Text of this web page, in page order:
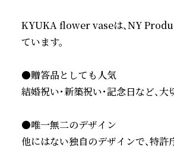
KYUKA flower vaseは、NY
ています。
●贈答品としても人気
結婚祝い・新築祝い・記念日など、
●唯一無二のデザイン
他にはない独自のデザインで、特許